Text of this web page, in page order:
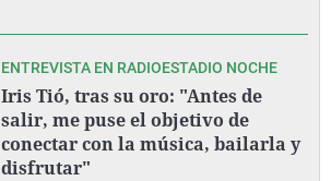
ENTREVISTA EN RADIOESTADIO NOCHE
Iris Tió, tras su oro: "Antes de
salir, me puse el objetivo de
conectar con la música, bailarla y
disfrutar"